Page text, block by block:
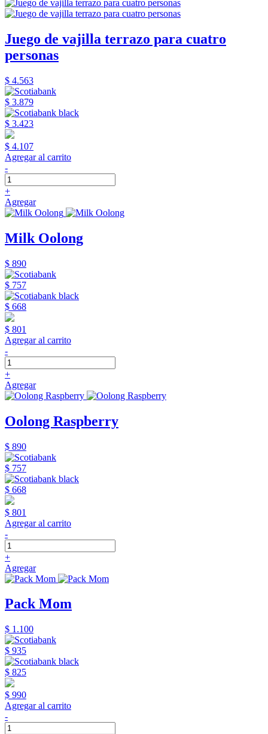
Juego de vajilla terrazo para cuatro
personas
$ 4.563
$ 3.879
$ 3.423
$ 4.107
Agregar al carrito
-
+
Agregar
Milk Oolong
$ 890
$ 757
$ 668
$ 801
Agregar al carrito
-
+
Agregar
Oolong Raspberry
$ 890
$ 757
$ 668
$ 801
Agregar al carrito
-
+
Agregar
Pack Mom
$ 1.100
$ 935
$ 825
$ 990
Agregar al carrito
-